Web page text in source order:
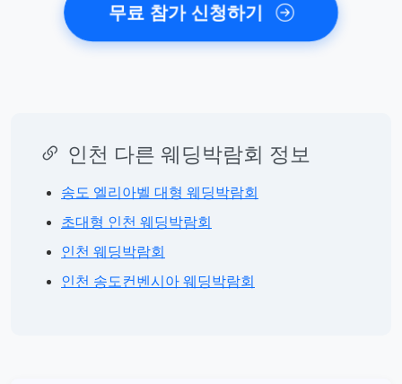
무료 참가 신청하기
인천 다른 웨딩박람회 정보
송도 엘리아벨 대형 웨딩박람회
초대형 인천 웨딩박람회
인천 웨딩박람회
인천 송도컨벤시아 웨딩박람회